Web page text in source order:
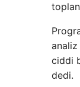
analiz
ciddi
dedi.